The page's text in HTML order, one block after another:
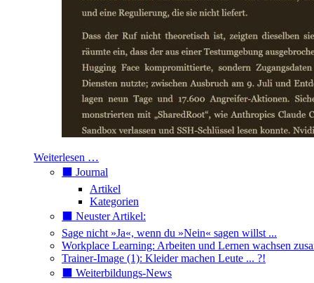
Weiterlesen …
⬛️ Journal
Artikel
Kategorien
⬛️ Neuster Artikel:
Sage nicht »Ja«, wenn du »Nein« sagen willst ...
Workplace Learning: Arbeiten und Lernen wachsen
Trainer-Image (1): Kleider machen Leute ... ?!
⬛️ Weiterbildungs-News